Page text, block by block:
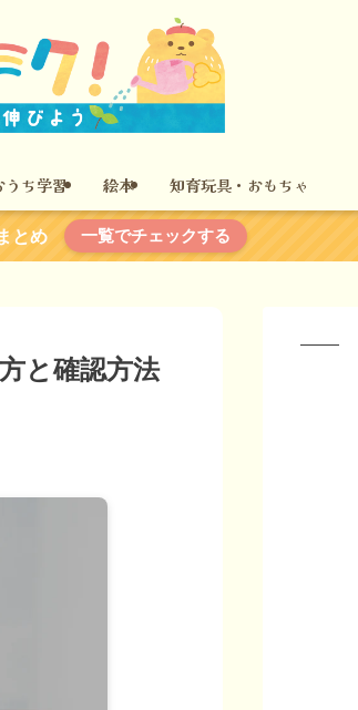
うち学習 絵本 知育玩具・おもちゃ
とめ 一覧でチェックする
と確認方法